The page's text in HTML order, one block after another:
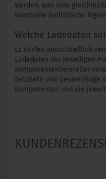
werden, was eine
konstante ballistische
Welche Ladedaten
Es dürfen ausschließlich
Ladedaten der jeweiligen
Komponentenhersteller
Setztiefe und Gesamtlänge
Komponenten und die